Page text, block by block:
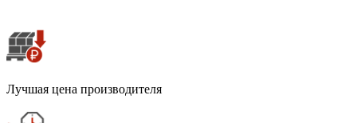
Лучшая цена производителя